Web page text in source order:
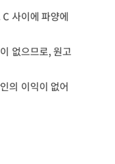
사이에 파양에
없으므로, 원고
의 이익이 없어